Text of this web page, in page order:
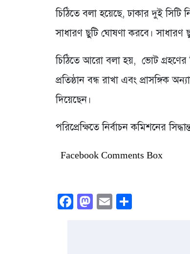
চিঠিতে বলা হয়েছে, ঢাকার দুই সিটি
সাধারণ ছুটি ঘোষণা করবে। সাধারণ
চিঠিতে আরো বলা হয়, ভোট গ্রহণের
প্রতিষ্ঠান বন্ধ রাখা এবং প্রাসঙ্গিক
দিয়েছেন।
পরিপ্রেক্ষিতে নির্বাচন কমিশনের
Facebook Comments Box
Facebook
Mastodon
Email